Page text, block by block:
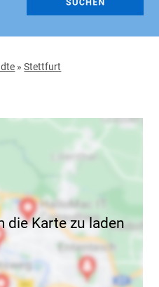
»Stettfurt
die Karte zu laden